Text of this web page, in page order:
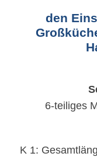
den
6-teiliges
K 1: